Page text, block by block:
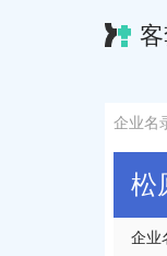
企业名
松
企业